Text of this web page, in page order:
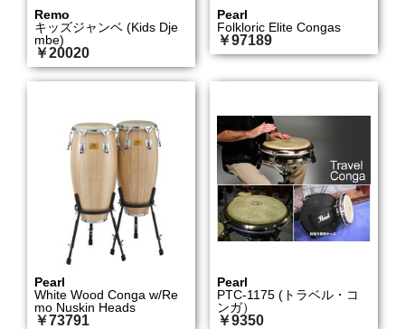
Remo
キッズジャンベ (Kids Dje
mbe)
￥20020
Pearl
Folkloric Elite Congas
￥97189
Pearl
White Wood Conga w/Re
mo Nuskin Heads
￥73791
Pearl
PTC-1175 (トラベル・コ
ンガ）
￥9350